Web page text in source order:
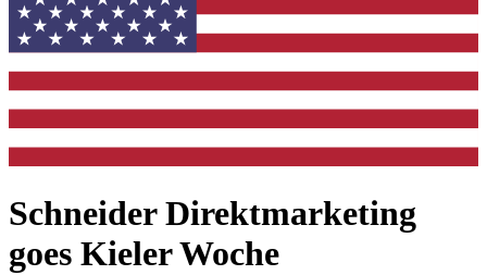
Schneider Direktmarketing
goes Kieler Woche